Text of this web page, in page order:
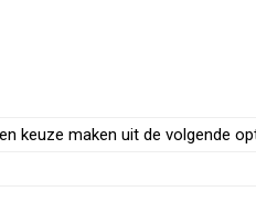
keuze maken uit de volgende